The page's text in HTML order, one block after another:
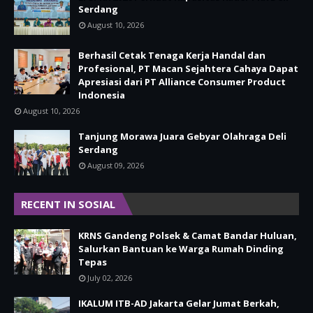
Serdang
August 10, 2026
Berhasil Cetak Tenaga Kerja Handal dan
Profesional, PT Macan Sejahtera Cahaya Dapat
Apresiasi dari PT Alliance Consumer Product
Indonesia
August 10, 2026
Tanjung Morawa Juara Gebyar Olahraga Deli
Serdang
August 09, 2026
RECENT IN SOSIAL
KRNS Gandeng Polsek & Camat Bandar Huluan,
Salurkan Bantuan ke Warga Rumah Dinding
Tepas
July 02, 2026
IKALUM ITB-AD Jakarta Gelar Jumat Berkah,